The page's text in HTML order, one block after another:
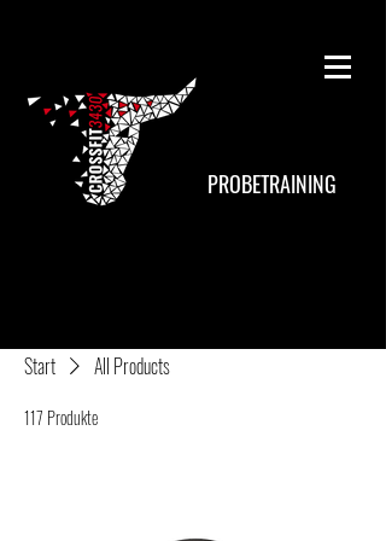
PROBETRAINING
Start All Products
117 Produkte